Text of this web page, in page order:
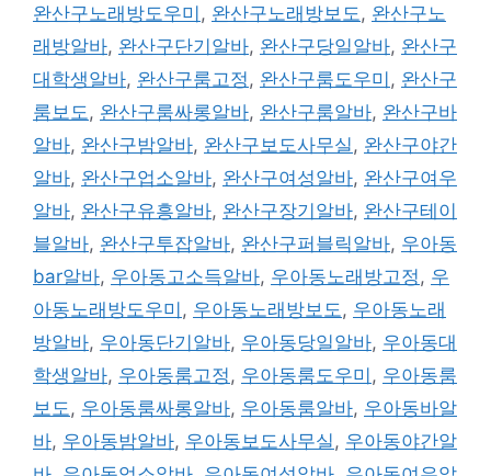
완산구노래방도우미 , 완산구노래방보도 , 완산구노
래방알바, 완산구단기알바, 완산구당일알바, 완산구
대학생알바, 완산구룸고정 , 완산구룸도우미 , 완산구
룸보도 , 완산구룸싸롱알바, 완산구룸알바, 완산구바
알바, 완산구밤알바, 완산구보도사무실 , 완산구야간
알바, 완산구업소알바, 완산구여성알바, 완산구여우
알바, 완산구유흥알바, 완산구장기알바, 완산구테이
블알바, 완산구투잡알바, 완산구퍼블릭알바, 우아동
bar알바, 우아동고소득알바, 우아동노래방고정 , 우
아동노래방도우미 , 우아동노래방보도 , 우아동노래
방알바, 우아동단기알바, 우아동당일알바, 우아동대
학생알바, 우아동룸고정 , 우아동룸도우미 , 우아동룸
보도 , 우아동룸싸롱알바, 우아동룸알바, 우아동바알
바, 우아동밤알바, 우아동보도사무실 , 우아동야간알